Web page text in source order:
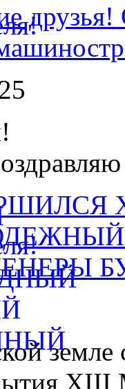
друзья!
земле